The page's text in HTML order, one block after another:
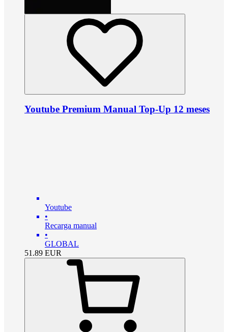
Youtube Premium Manual Top-Up 12 meses
Youtube
•
Recarga manual
•
GLOBAL
51.89 EUR